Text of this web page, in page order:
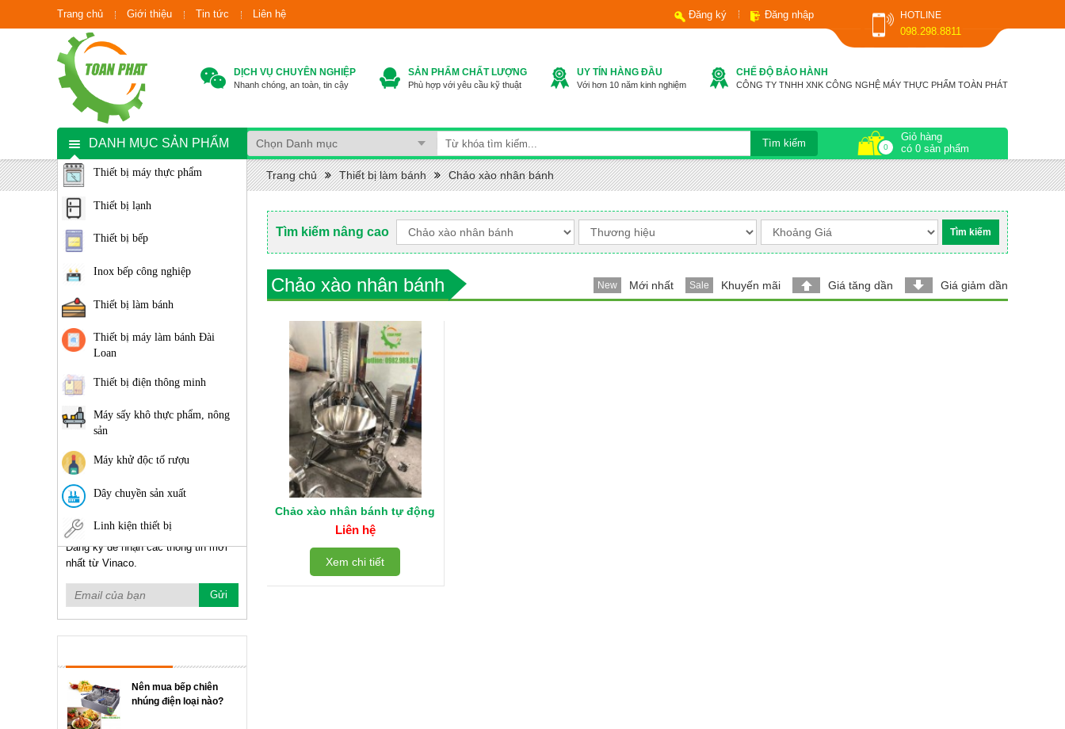
Trang chủ Giới thiệu Tin tức Liên hệ Đăng ký Đăng nhập HOTLINE
098.298.8811
DỊCH VỤ CHUYÊN NGHIỆP
Nhanh chóng, an toàn, tin cậy
SẢN PHẨM CHẤT LƯỢNG
Phù hợp với yêu cầu kỹ thuật
UY TÍN HÀNG ĐẦU
Với hơn 10 năm kinh nghiệm
CHẾ ĐỘ BẢO HÀNH
CÔNG TY TNHH XNK CÔNG NGHỆ MÁY THỰC PHẨM TOÀN PHÁT
DANH MỤC SẢN PHẨM
Thiết bị máy thực phẩm
Thiết bị lạnh
Thiết bị bếp
Inox bếp công nghiệp
Thiết bị làm bánh
Thiết bị máy làm bánh Đài
Loan
Thiết bị điện thông minh
Máy sấy khô thực phẩm, nông
sản
Máy khử độc tố rượu
Dây chuyền sản xuất
Linh kiện thiết bị
0
Giỏ hàng
có 0 sản phẩm
Trang chủ Thiết bị làm bánh Chảo xào nhân bánh
Đăng ký để nhận các thông tin mới
nhất từ Vinaco.
Nên mua bếp chiên
nhúng điện loại nào?
Tìm kiếm nâng cao
Chảo xào nhân bánh Mới nhất Khuyến mãi Giá tăng dần Giá giảm dần
Chảo xào nhân bánh tự động
Liên hệ
Xem chi tiết